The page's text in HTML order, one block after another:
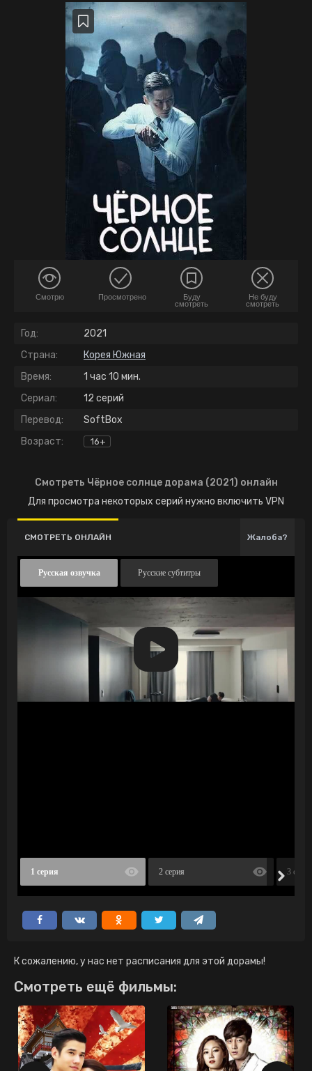
Смотрю Просмотрено
Буду
смотреть
Не буду
смотреть
Год:
2021
Страна:
Корея Южная
Время:
1 час 10 мин.
Сериал:
12 серий
Перевод:
SoftBox
Возраст:
16+
Смотреть Чёрное солнце дорама (2021) онлайн
Для просмотра некоторых серий нужно включить VPN
СМОТРЕТЬ ОНЛАЙН Жалоба?
Русская озвучка Русские субтитры
1 серия 2 серия 3 серия
К сожалению, у нас нет расписания для этой дорамы!
Смотреть ещё фильмы: